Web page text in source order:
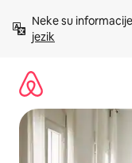
sadržaj
Neke su
jezik